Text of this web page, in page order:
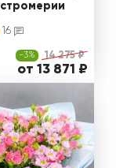
16
-3% 14 275 ₽
от 13 871 ₽